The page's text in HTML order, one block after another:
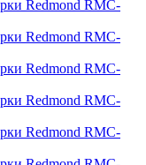
Redmond RMC-
Redmond RMC-
Redmond RMC-
Redmond RMC-
Redmond RMC-